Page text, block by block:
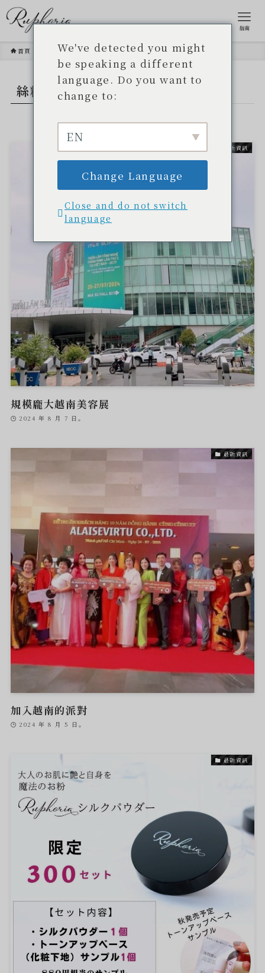
指南
首頁
絲粉 - TAG -.
最新資訊
規模龐大越南美容展
2024 年 8 月 7 日。
最新資訊
加入越南的派對
2024 年 8 月 5 日。
最新資訊
We've detected you might
be speaking a different
language. Do you want to
change to:
EN
Change Language
Close and do not switch
language